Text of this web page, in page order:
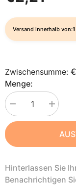
Versand innerhalb von:
Zwischensumme:
Menge:
verringern
für
Gewürzen
ml
REMBOWSCY
Menge
erhöhen
für
Apfelsaft
mit
ml
Hinterlassen Sie
Benachrichtigen